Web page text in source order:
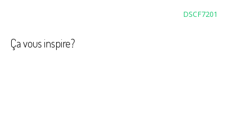
DSCF7201
Ça vous inspire?